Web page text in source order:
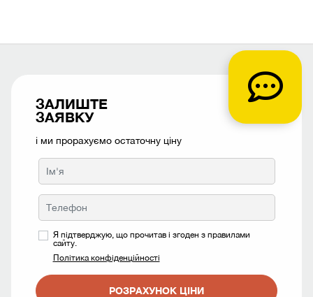
ЗАЛИШТЕ
ЗАЯВКУ
і ми прорахуємо остаточну ціну
Я підтверджую, що прочитав і згоден з правилами
сайту.
Політика конфіденційності
РОЗРАХУНОК ЦІНИ